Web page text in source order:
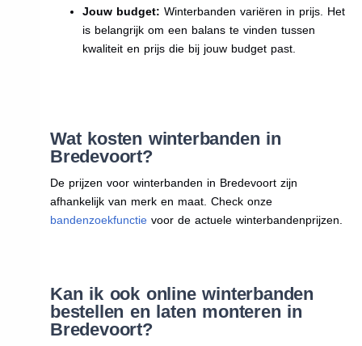
Jouw budget: Winterbanden variëren in prijs. Het
is belangrijk om een balans te vinden tussen
kwaliteit en prijs die bij jouw budget past.
Wat kosten winterbanden in
Bredevoort?
De prijzen voor winterbanden in Bredevoort zijn
afhankelijk van merk en maat. Check onze
bandenzoekfunctievoor de actuele winterbandenprijzen.
Kan ik ook online winterbanden
bestellen en laten monteren in
Bredevoort?